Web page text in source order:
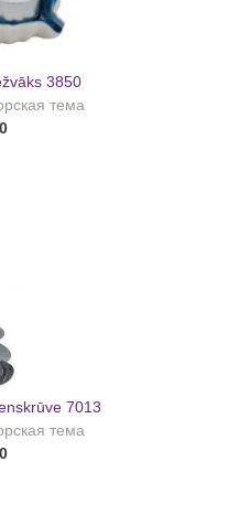
3850
тема
7013
тема